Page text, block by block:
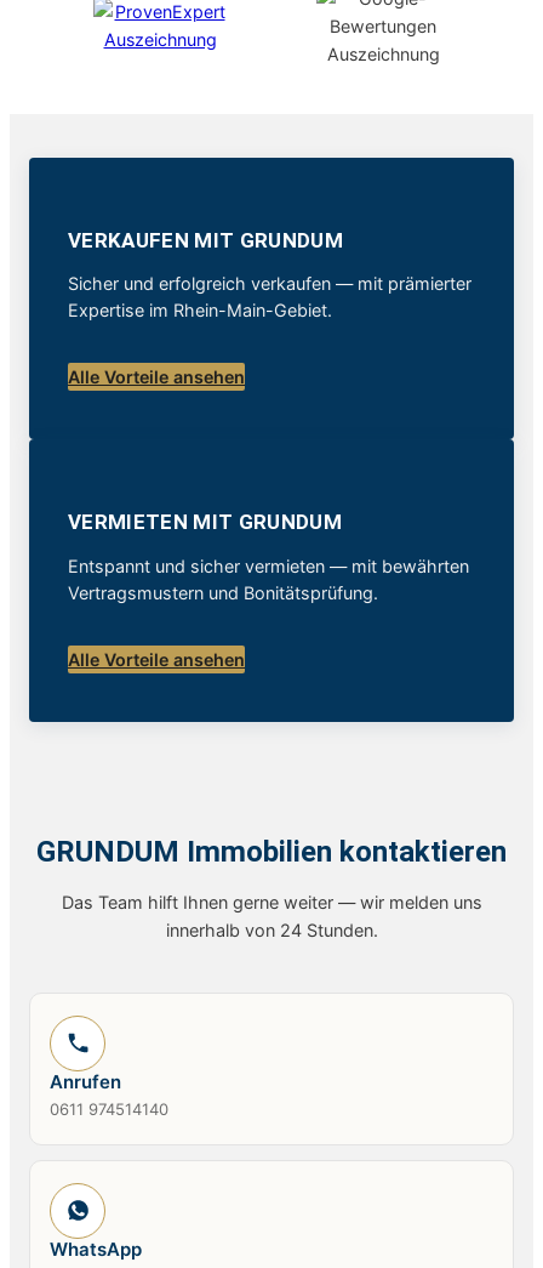
VERKAUFEN MIT GRUNDUM
Sicher und erfolgreich verkaufen — mit prämierter
Expertise im Rhein-Main-Gebiet.
Alle Vorteile ansehen
VERMIETEN MIT GRUNDUM
Entspannt und sicher vermieten — mit bewährten
Vertragsmustern und Bonitätsprüfung.
Alle Vorteile ansehen
GRUNDUM Immobilien kontaktieren
Das Team hilft Ihnen gerne weiter — wir melden uns
innerhalb von 24 Stunden.
Anrufen
0611 974514140
WhatsApp